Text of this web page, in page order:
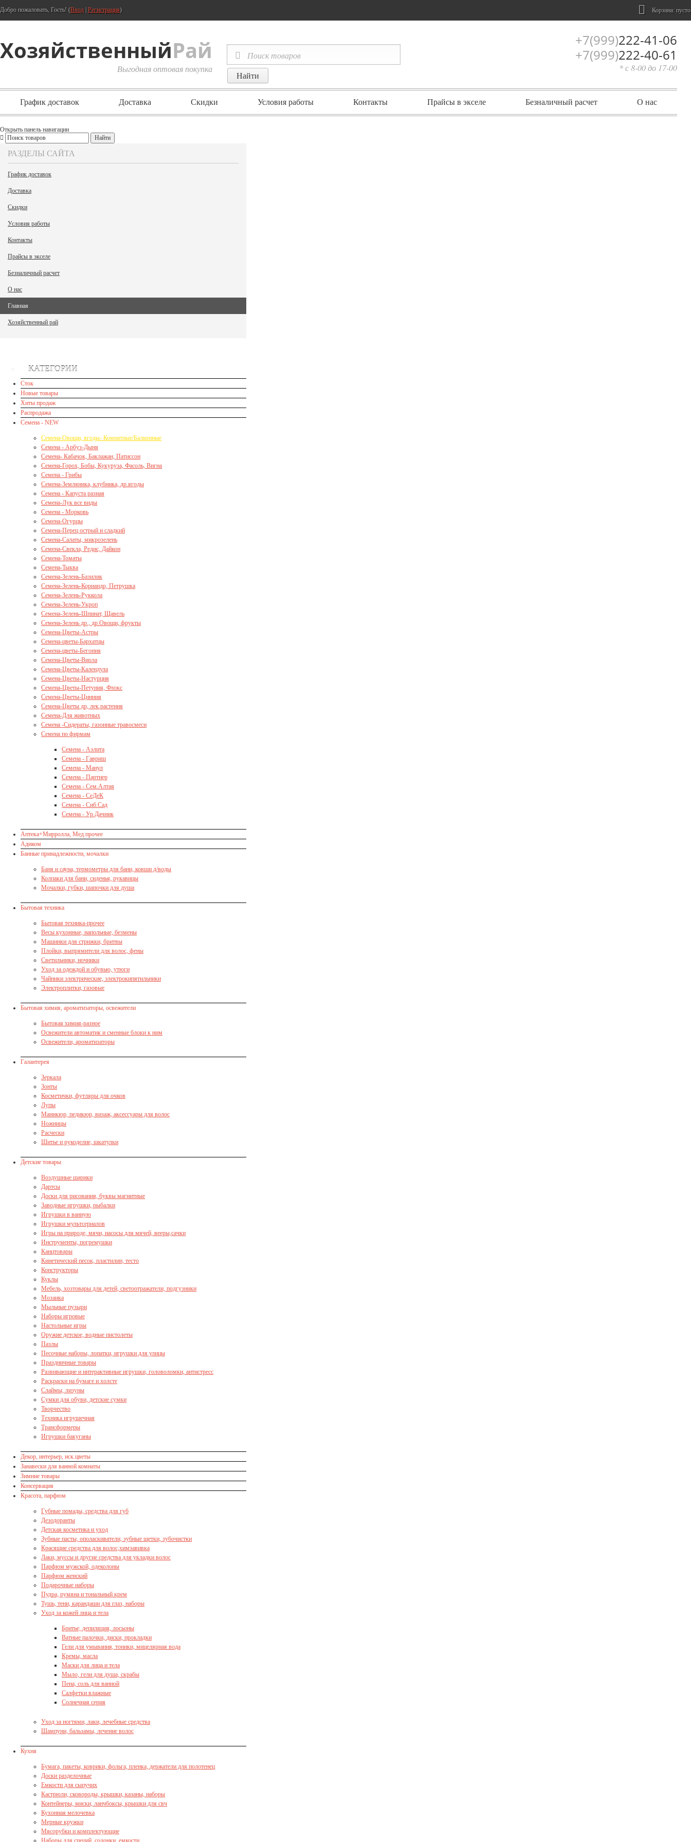
Добро пожаловать, Гость! (Вход Регистрация) Корзина: пусто
ХозяйственныйРай
Выгодная оптовая покупка
+7(999)222-41-06
+7(999)222-40-61
* с 8-00 до 17-00
График доставок Доставка Скидки Условия работы Контакты Прайсы в экселе Безналичный расчет О нас
Открыть панель навигации
РАЗДЕЛЫ САЙТА
График доставок
Доставка
Скидки
Условия работы
Контакты
Прайсы в экселе
Безналичный расчет
О нас
Главная
Хозяйственный рай
КАТЕГОРИИ
Сток
Новые товары
Хиты продаж
Распродажа
Семена - NEW
Семена-Овощи, ягоды- Комнатные/Балконные
Семена - Арбуз-Дыня
Семена- Кабачок, Баклажан, Патиссон
Семена-Горох, Бобы, Кукуруза, Фасоль, Вигна
Семена - Грибы
Семена-Земляника, клубника, др.ягоды
Семена - Капуста разная
Семена-Лук все виды
Семена - Морковь
Семена-Огурцы
Семена-Перец острый и сладкий
Семена-Салаты, микрозелень
Семена-Свекла, Редис, Дайкон
Семена-Томаты
Семена-Тыква
Семена-Зелень-Базилик
Семена-Зелень-Кориандр, Петрушка
Семена-Зелень-Руккола
Семена-Зелень-Укроп
Семена-Зелень-Шпинат, Щавель
Семена-Зелень др., др.Овощи, фрукты
Семена-Цветы-Астры
Семена-цветы-Бархатцы
Семена-цветы-Бегония
Семена-Цветы-Виола
Семена-Цветы-Календула
Семена-Цветы-Настурция
Семена-Цветы-Петуния, Флокс
Семена-Цветы-Цинния
Семена-Цветы др, лек.растения
Семена-Для животных
Семена -Сидераты, газонные травосмеси
Семена по фирмам
Семена - Аэлита
Семена - Гавриш
Семена - Манул
Семена - Партнер
Семена - Сем.Алтая
Семена - СеДеК
Семена - Сиб.Сад
Семена - Ур.Дачник
Аптека+Мирролла, Мед.прочее
Адиком
Банные принадлежности, мочалки
Баня и сауна, термометры для бани, ковши д/воды
Колпаки для бани, сиденья, рукавицы
Мочалки, губки, шапочки для душа
Бытовая техника
Бытовая техника-прочее
Весы кухонные, напольные, безмены
Машинки для стрижки, бритвы
Плойки, выпрямители для волос, фены
Светильники, ночники
Уход за одеждой и обувью, утюги
Чайники электрические, электрокипятильники
Электроплитки, газовые
Бытовая химия, ароматизаторы, освежители
Бытовая химия-разное
Освежители автоматик и сменные блоки к ним
Освежители, ароматизаторы
Галантерея
Зеркала
Зонты
Косметички, футляры для очков
Лупы
Маникюр, педикюр, визаж, аксессуары для волос
Ножницы
Расчески
Шитье и рукоделие, шкатулки
Детские товары
Воздушные шарики
Дартсы
Доски для рисования, буквы магнитные
Заводные игрушки, рыбалки
Игрушки в ванную
Игрушки мультсериалов
Игры на природе, мячи, насосы для мячей, вееры,сачки
Инструменты, погремушки
Канцтовары
Кинетический песок, пластилин, тесто
Конструкторы
Куклы
Мебель, хозтовары для детей, светоотражатели, подгузники
Мозаика
Мыльные пузыри
Наборы игровые
Настольные игры
Оружие детское, водные пистолеты
Пазлы
Песочные наборы, лопатки, игрушки для улицы
Праздничные товары
Развивающие и интерактивные игрушки, головоломки, антистресс
Раскраски на бумаге и холсте
Слаймы, лизуны
Сумки для обуви, детские сумки
Творчество
Техника игрушечная
Трансформеры
Игрушки бакуганы
Декор, интерьер, иск.цветы
Занавески для ванной комнаты
Зимние товары
Консервация
Красота, парфюм
Губные помады, средства для губ
Дезодоранты
Детская косметика и уход
Зубные пасты, ополаскиватели, зубные щетки, зубочистки
Красящие средства для волос,химзавивка
Лаки, муссы и другие средства для укладки волос
Парфюм мужской, одеколоны
Парфюм женский
Подарочные наборы
Пудра, румяна и тональный крем
Тушь, тени, карандаши для глаз, наборы
Уход за кожей лица и тела
Бритье, депиляция, лосьоны
Ватные палочки, диски, прокладки
Гели для умывания, тоники, мицелярная вода
Кремы, масла
Маски для лица и тела
Мыло, гели для душа, скрабы
Пена, соль для ванной
Салфетки влажные
Солнечная серия
Уход за ногтями, лаки, лечебные средства
Шампуни, бальзамы, лечение волос
Кухня
Бумага, пакеты, коврики, фольга, пленка, держатели для полотенец
Доски разделочные
Емкости для сыпучих
Кастрюли, сковороды, крышки, казаны, наборы
Контейнеры, миски, ланчбоксы, крышки для свч
Кухонная мелочевка
Мерные кружки
Мясорубки и комплектующие
Наборы для специй, солонки, емкости